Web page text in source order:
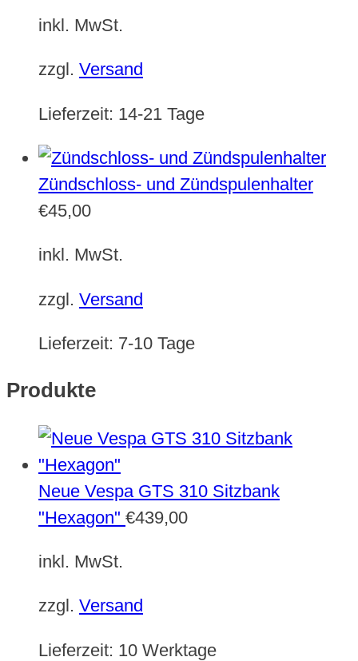
inkl. MwSt.
zzgl. Versand
Lieferzeit: 14-21 Tage
Zündschloss- und Zündspulenhalter
€45,00
inkl. MwSt.
zzgl. Versand
Lieferzeit: 7-10 Tage
Produkte
Neue Vespa GTS 310 Sitzbank
"Hexagon" €439,00
inkl. MwSt.
zzgl. Versand
Lieferzeit: 10 Werktage